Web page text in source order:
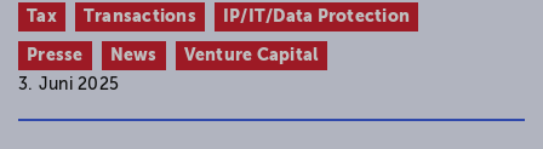
Tax Transactions IP/IT/Data Protection
Presse News
Venture Capital
3. Juni 2025